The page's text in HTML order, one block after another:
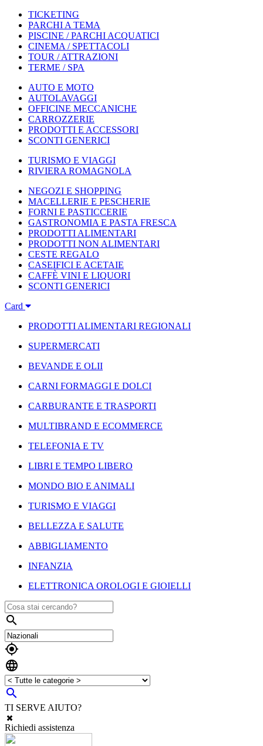
TICKETING
PARCHI A TEMA
PISCINE / PARCHI ACQUATICI
CINEMA / SPETTACOLI
TOUR / ATTRAZIONI
TERME / SPA
AUTO E MOTO
AUTOLAVAGGI
OFFICINE MECCANICHE
CARROZZERIE
PRODOTTI E ACCESSORI
SCONTI GENERICI
TURISMO E VIAGGI
RIVIERA ROMAGNOLA
NEGOZI E SHOPPING
MACELLERIE E PESCHERIE
FORNI E PASTICCERIE
GASTRONOMIA E PASTA FRESCA
PRODOTTI ALIMENTARI
PRODOTTI NON ALIMENTARI
CESTE REGALO
CASEIFICI E ACETAIE
CAFFÈ VINI E LIQUORI
SCONTI GENERICI
Card
PRODOTTI ALIMENTARI REGIONALI
SUPERMERCATI
BEVANDE E OLII
CARNI FORMAGGI E DOLCI
CARBURANTE E TRASPORTI
MULTIBRAND E ECOMMERCE
TELEFONIA E TV
LIBRI E TEMPO LIBERO
MONDO BIO E ANIMALI
TURISMO E VIAGGI
BELLEZZA E SALUTE
ABBIGLIAMENTO
INFANZIA
ELETTRONICA OROLOGI E GIOIELLI




TI SERVE AIUTO?
Richiedi assistenza